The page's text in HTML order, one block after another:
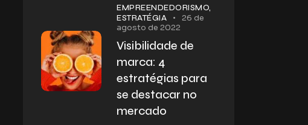
EMPREENDEDORISMO,
ESTRATÉGIA
26 de
agosto de 2022
Visibilidade de
marca: 4
estratégias para
se destacar no
mercado